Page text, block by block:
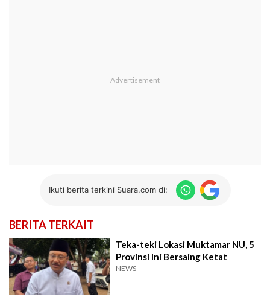
Ikuti berita terkini Suara.com di:
BERITA TERKAIT
Teka-teki Lokasi Muktamar NU, 5
Provinsi Ini Bersaing Ketat
NEWS